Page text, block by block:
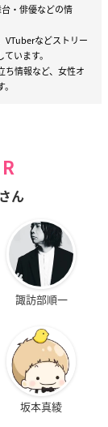
・俳優などの情
VTuberなどストリー
います。
ち情報など、女性オ
ん
諏訪部順一
坂本真綾